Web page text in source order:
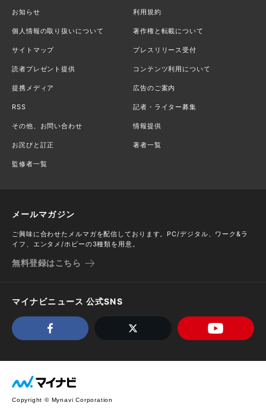
お知らせ 利用規約
個人情報の取り扱いについて 著作権と転載について
サイトマップ プレスリリース受付
読者プレゼント提供 コンテンツ利用について
提携メディア 広告のご案内
RSS 記者・ライター募集
その他、お問い合わせ 情報提供
お詫びと訂正 著者一覧
監修者一覧
メールマガジン
ご興味に合わせたメルマガを配信しております。PC/デジタル、ワーク&ラ
イフ、エンタメ/ホビーの3種類を用意。
無料登録はこちら
マイナビニュース 公式SNS
Copyright © Mynavi Corporation